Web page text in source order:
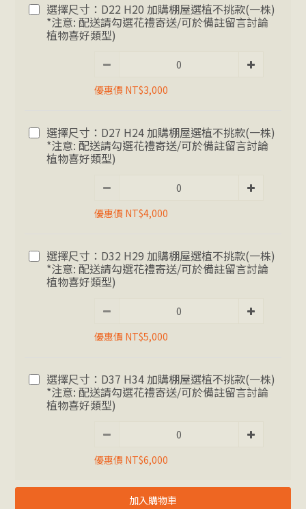
選擇尺寸：D22 H20 加購棚屋選植不挑款(一株)
*注意: 配送請勾選花禮寄送/可於備註留言討論
植物喜好類型)
優惠價 NT$3,000
選擇尺寸：D27 H24 加購棚屋選植不挑款(一株)
*注意: 配送請勾選花禮寄送/可於備註留言討論
植物喜好類型)
優惠價 NT$4,000
選擇尺寸：D32 H29 加購棚屋選植不挑款(一株)
*注意: 配送請勾選花禮寄送/可於備註留言討論
植物喜好類型)
優惠價 NT$5,000
選擇尺寸：D37 H34 加購棚屋選植不挑款(一株)
*注意: 配送請勾選花禮寄送/可於備註留言討論
植物喜好類型)
優惠價 NT$6,000
加入購物車